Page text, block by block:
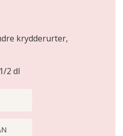
krydderurter,
2 dl